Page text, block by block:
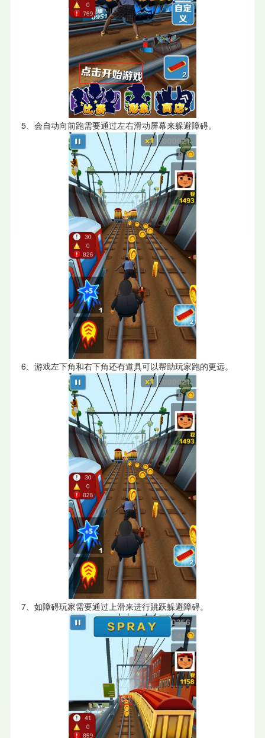
5、会自动向前跑需要通过左右滑动屏幕来躲避障碍。
6、游戏左下角和右下角还有道具可以帮助玩家跑的更远。
7、如障碍玩家需要通过上滑来进行跳跃躲避障碍。